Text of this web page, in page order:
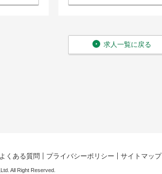
求人一覧に戻る
よくある質問 プライバシーポリシー サイトマップ
All Right Reserved.